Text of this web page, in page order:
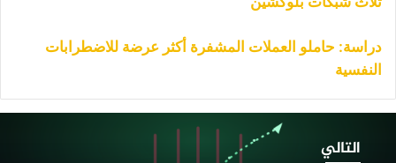
دراسة: حاملو العملات المشفرة أكثر عرضة للاضطرابات
النفسية
التالي